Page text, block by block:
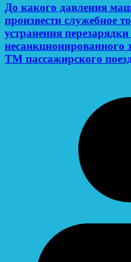
До какого давления
произвести служебное
устранения
несанкционированного
ТМ пассажирского